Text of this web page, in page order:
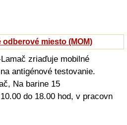
miesto (MOM)
zriaďuje mobilné
antigénové testovanie.
Na barine 15
do 18.00 hod, v pracovn